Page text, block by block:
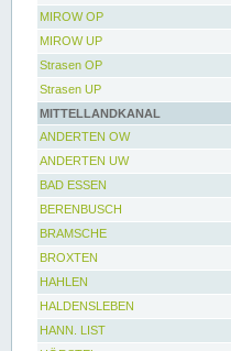
MIROW OP
MIROW UP
Strasen OP
Strasen UP
MITTELLANDKANAL
ANDERTEN OW
ANDERTEN UW
BAD ESSEN
BERENBUSCH
BRAMSCHE
BROXTEN
HAHLEN
HALDENSLEBEN
HANN. LIST